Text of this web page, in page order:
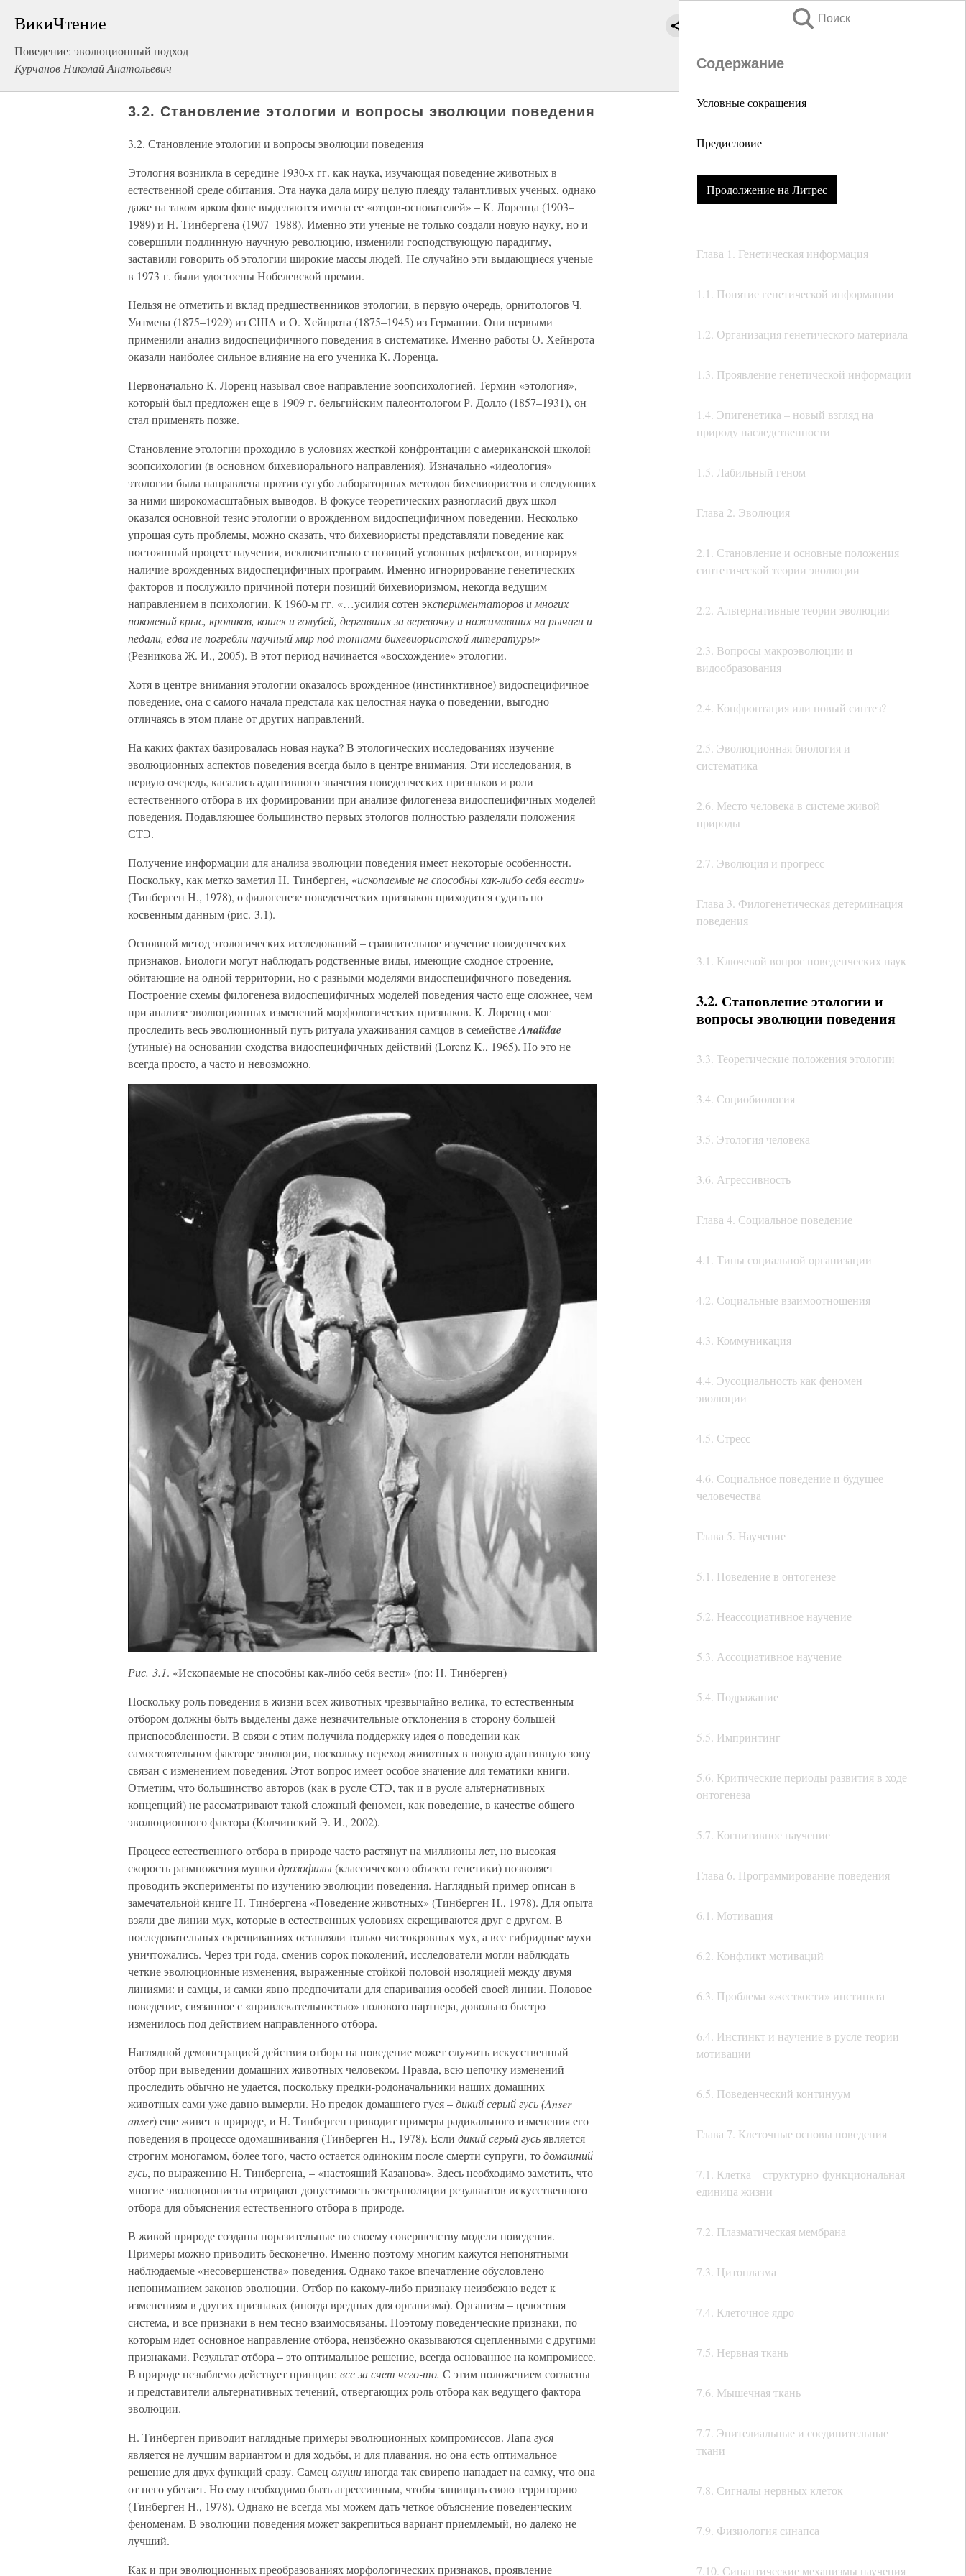
ВикиЧтение
Поведение: эволюционный подход
Курчанов Николай Анатольевич
Поиск
Содержание
Условные сокращения
Предисловие
Продолжение на Литрес
Глава 1. Генетическая информация
1.1. Понятие генетической информации
1.2. Организация генетического материала
1.3. Проявление генетической информации
1.4. Эпигенетика – новый взгляд на
природу наследственности
1.5. Лабильный геном
Глава 2. Эволюция
2.1. Становление и основные положения
синтетической теории эволюции
2.2. Альтернативные теории эволюции
2.3. Вопросы макроэволюции и
видообразования
2.4. Конфронтация или новый синтез?
2.5. Эволюционная биология и
систематика
2.6. Место человека в системе живой
природы
2.7. Эволюция и прогресс
Глава 3. Филогенетическая детерминация
поведения
3.1. Ключевой вопрос поведенческих наук
3.2. Становление этологии и
вопросы эволюции поведения
3.3. Теоретические положения этологии
3.4. Социобиология
3.5. Этология человека
3.6. Агрессивность
Глава 4. Социальное поведение
4.1. Типы социальной организации
4.2. Социальные взаимоотношения
4.3. Коммуникация
4.4. Эусоциальность как феномен
эволюции
4.5. Стресс
4.6. Социальное поведение и будущее
человечества
Глава 5. Научение
5.1. Поведение в онтогенезе
5.2. Неассоциативное научение
5.3. Ассоциативное научение
5.4. Подражание
5.5. Импринтинг
5.6. Критические периоды развития в ходе
онтогенеза
5.7. Когнитивное научение
Глава 6. Программирование поведения
6.1. Мотивация
6.2. Конфликт мотиваций
6.3. Проблема «жесткости» инстинкта
6.4. Инстинкт и научение в русле теории
мотивации
6.5. Поведенческий континуум
Глава 7. Клеточные основы поведения
7.1. Клетка – структурно-функциональная
единица жизни
7.2. Плазматическая мембрана
7.3. Цитоплазма
7.4. Клеточное ядро
7.5. Нервная ткань
7.6. Мышечная ткань
7.7. Эпителиальные и соединительные
ткани
7.8. Сигналы нервных клеток
7.9. Физиология синапса
7.10. Синаптические механизмы научения
3.2. Становление этологии и вопросы эволюции поведения
3.2. Становление этологии и вопросы эволюции поведения
Этология возникла в середине 1930-х гг. как наука, изучающая поведение животных в
естественной среде обитания. Эта наука дала миру целую плеяду талантливых ученых, однако
даже на таком ярком фоне выделяются имена ее «отцов-основателей» – К. Лоренца (1903–
1989) и Н. Тинбергена (1907–1988). Именно эти ученые не только создали новую науку, но и
совершили подлинную научную революцию, изменили господствующую парадигму,
заставили говорить об этологии широкие массы людей. Не случайно эти выдающиеся ученые
в 1973 г. были удостоены Нобелевской премии.
Нельзя не отметить и вклад предшественников этологии, в первую очередь, орнитологов Ч.
Уитмена (1875–1929) из США и О. Хейнрота (1875–1945) из Германии. Они первыми
применили анализ видоспецифичного поведения в систематике. Именно работы О. Хейнрота
оказали наиболее сильное влияние на его ученика К. Лоренца.
Первоначально К. Лоренц называл свое направление зоопсихологией. Термин «этология»,
который был предложен еще в 1909 г. бельгийским палеонтологом Р. Долло (1857–1931), он
стал применять позже.
Становление этологии проходило в условиях жесткой конфронтации с американской школой
зоопсихологии (в основном бихевиорального направления). Изначально «идеология»
этологии была направлена против сугубо лабораторных методов бихевиористов и следующих
за ними широкомасштабных выводов. В фокусе теоретических разногласий двух школ
оказался основной тезис этологии о врожденном видоспецифичном поведении. Несколько
упрощая суть проблемы, можно сказать, что бихевиористы представляли поведение как
постоянный процесс научения, исключительно с позиций условных рефлексов, игнорируя
наличие врожденных видоспецифичных программ. Именно игнорирование генетических
факторов и послужило причиной потери позиций бихевиоризмом, некогда ведущим
направлением в психологии. К 1960-м гг. «…усилия сотен экспериментаторов и многих
поколений крыс, кроликов, кошек и голубей, дергавших за веревочку и нажимавших на рычаги и
педали, едва не погребли научный мир под тоннами бихевиористской литературы»
(Резникова Ж. И., 2005). В этот период начинается «восхождение» этологии.
Хотя в центре внимания этологии оказалось врожденное (инстинктивное) видоспецифичное
поведение, она с самого начала предстала как целостная наука о поведении, выгодно
отличаясь в этом плане от других направлений.
На каких фактах базировалась новая наука? В этологических исследованиях изучение
эволюционных аспектов поведения всегда было в центре внимания. Эти исследования, в
первую очередь, касались адаптивного значения поведенческих признаков и роли
естественного отбора в их формировании при анализе филогенеза видоспецифичных моделей
поведения. Подавляющее большинство первых этологов полностью разделяли положения
СТЭ.
Получение информации для анализа эволюции поведения имеет некоторые особенности.
Поскольку, как метко заметил Н. Тинберген, «ископаемые не способны как-либо себя вести»
(Тинберген Н., 1978), о филогенезе поведенческих признаков приходится судить по
косвенным данным (рис. 3.1).
Основной метод этологических исследований – сравнительное изучение поведенческих
признаков. Биологи могут наблюдать родственные виды, имеющие сходное строение,
обитающие на одной территории, но с разными моделями видоспецифичного поведения.
Построение схемы филогенеза видоспецифичных моделей поведения часто еще сложнее, чем
при анализе эволюционных изменений морфологических признаков. К. Лоренц смог
проследить весь эволюционный путь ритуала ухаживания самцов в семействеAnatidae
(утиные) на основании сходства видоспецифичных действий (Lorenz K., 1965). Но это не
всегда просто, а часто и невозможно.
Рис. 3.1. «Ископаемые не способны как-либо себя вести» (по: Н. Тинберген)
Поскольку роль поведения в жизни всех животных чрезвычайно велика, то естественным
отбором должны быть выделены даже незначительные отклонения в сторону большей
приспособленности. В связи с этим получила поддержку идея о поведении как
самостоятельном факторе эволюции, поскольку переход животных в новую адаптивную зону
связан с изменением поведения. Этот вопрос имеет особое значение для тематики книги.
Отметим, что большинство авторов (как в русле СТЭ, так и в русле альтернативных
концепций) не рассматривают такой сложный феномен, как поведение, в качестве общего
эволюционного фактора (Колчинский Э. И., 2002).
Процесс естественного отбора в природе часто растянут на миллионы лет, но высокая
скорость размножения мушки дрозофилы(классического объекта генетики) позволяет
проводить эксперименты по изучению эволюции поведения. Наглядный пример описан в
замечательной книге Н. Тинбергена «Поведение животных» (Тинберген Н., 1978). Для опыта
взяли две линии мух, которые в естественных условиях скрещиваются друг с другом. В
последовательных скрещиваниях оставляли только чистокровных мух, а все гибридные мухи
уничтожались. Через три года, сменив сорок поколений, исследователи могли наблюдать
четкие эволюционные изменения, выраженные стойкой половой изоляцией между двумя
линиями: и самцы, и самки явно предпочитали для спаривания особей своей линии. Половое
поведение, связанное с «привлекательностью» полового партнера, довольно быстро
изменилось под действием направленного отбора.
Наглядной демонстрацией действия отбора на поведение может служить искусственный
отбор при выведении домашних животных человеком. Правда, всю цепочку изменений
проследить обычно не удается, поскольку предки-родоначальники наших домашних
животных сами уже давно вымерли. Но предок домашнего гуся –дикий серый гусь (Anser
anser) еще живет в природе, и Н. Тинберген приводит примеры радикального изменения его
поведения в процессе одомашнивания (Тинберген Н., 1978). Если дикий серый гусьявляется
строгим моногамом, более того, часто остается одиноким после смерти супруги, тодомашний
гусь, по выражению Н. Тинбергена, – «настоящий Казанова». Здесь необходимо заметить, что
многие эволюционисты отрицают допустимость экстраполяции результатов искусственного
отбора для объяснения естественного отбора в природе.
В живой природе созданы поразительные по своему совершенству модели поведения.
Примеры можно приводить бесконечно. Именно поэтому многим кажутся непонятными
наблюдаемые «несовершенства» поведения. Однако такое впечатление обусловлено
непониманием законов эволюции. Отбор по какому-либо признаку неизбежно ведет к
изменениям в других признаках (иногда вредных для организма). Организм – целостная
система, и все признаки в нем тесно взаимосвязаны. Поэтому поведенческие признаки, по
которым идет основное направление отбора, неизбежно оказываются сцепленными с другими
признаками. Результат отбора – это оптимальное решение, всегда основанное на компромиссе.
В природе незыблемо действует принцип: все за счет чего-то. С этим положением согласны
и представители альтернативных течений, отвергающих роль отбора как ведущего фактора
эволюции.
Н. Тинберген приводит наглядные примеры эволюционных компромиссов. Лапа гуся
является не лучшим вариантом и для ходьбы, и для плавания, но она есть оптимальное
решение для двух функций сразу. Самец олушииногда так свирепо нападает на самку, что она
от него убегает. Но ему необходимо быть агрессивным, чтобы защищать свою территорию
(Тинберген Н., 1978). Однако не всегда мы можем дать четкое объяснение поведенческим
феноменам. В эволюции поведения может закрепиться вариант приемлемый, но далеко не
лучший.
Как и при эволюционных преобразованиях морфологических признаков, проявление